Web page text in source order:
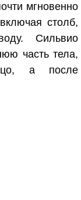
мгновенно
столб,
Сильвио
часть тела,
а после